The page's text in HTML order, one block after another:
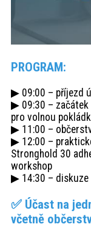
PROGRAM:
▶ 09:00 – příjezd
▶ 09:30 – začátek
pro volnou
▶ 11:00 –
▶ 12:00 –
Stronghold 30
workshop
▶ 14:30 – diskuze
✅ Účast na
včetně